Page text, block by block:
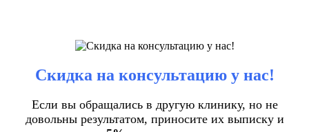
Скидка на консультацию у нас!
Если вы обращались в другую клинику, но не
довольны результатом, приносите их выписку и